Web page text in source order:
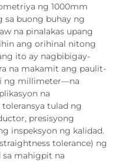
ng 1000mm
sa buong buhay ng
na pinalakas upang
ang orihinal nitong
ito ay nagbibigay-
na makamit ang paulit-
ng millimeter—na
na
tulad ng
presisyong
inspeksyon ng kalidad.
tolerance) ng
sa mahigpit na